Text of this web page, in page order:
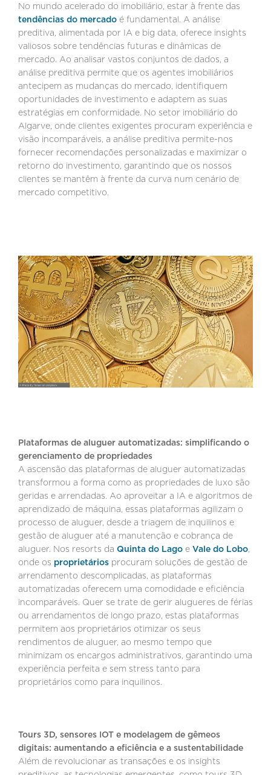
No mundo acelerado do imobiliário, estar à frente das
tendências do mercado é fundamental. A análise
preditiva, alimentada por IA e big data, oferece insights
valiosos sobre tendências futuras e dinâmicas de
mercado. Ao analisar vastos conjuntos de dados, a
análise preditiva permite que os agentes imobiliários
antecipem as mudanças do mercado, identifiquem
oportunidades de investimento e adaptem as suas
estratégias em conformidade. No setor imobiliário do
Algarve, onde clientes exigentes procuram experiência e
visão incomparáveis, a análise preditiva permite-nos
fornecer recomendações personalizadas e maximizar o
retorno do investimento, garantindo que os nossos
clientes se mantêm à frente da curva num cenário de
mercado competitivo.
Plataformas de aluguer automatizadas: simplificando o
gerenciamento de propriedades
A ascensão das plataformas de aluguer automatizadas
transformou a forma como as propriedades de luxo são
geridas e arrendadas. Ao aproveitar a IA e algoritmos de
aprendizado de máquina, essas plataformas agilizam o
processo de aluguer, desde a triagem de inquilinos e
gestão de aluguer até a manutenção e cobrança de
aluguer. Nos resorts da Quinta do Lago e Vale do Lobo,
onde os proprietários procuram soluções de gestão de
arrendamento descomplicadas, as plataformas
automatizadas oferecem uma comodidade e eficiência
incomparáveis. Quer se trate de gerir alugueres de férias
ou arrendamentos de longo prazo, estas plataformas
permitem aos proprietários otimizar os seus
rendimentos de aluguer, ao mesmo tempo que
minimizam os encargos administrativos, garantindo uma
experiência perfeita e sem stress tanto para
proprietários como para inquilinos.
Tours 3D, sensores IOT e modelagem de gêmeos
digitais: aumentando a eficiência e a sustentabilidade
Além de revolucionar as transações e os insights